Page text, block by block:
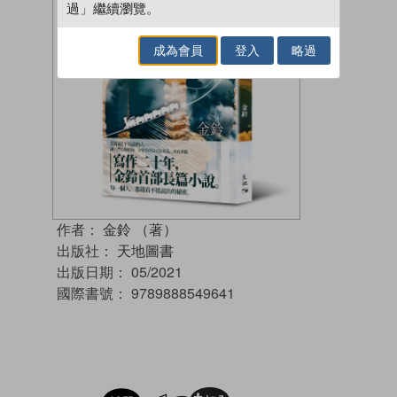
作者： 金鈴 （著）
出版社： 天地圖書
出版日期： 05/2021
國際書號： 9789888549641
過」繼續瀏覽。
成為會員 登入 略過